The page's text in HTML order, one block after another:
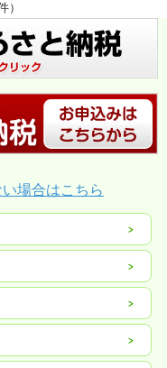
）
場合はこちら